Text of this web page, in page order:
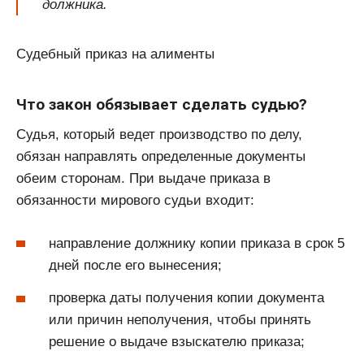
должника.
Судебный приказ на алименты
Что закон обязывает сделать судью?
Судья, который ведет производство по делу,
обязан направлять определенные документы
обеим сторонам. При выдаче приказа в
обязанности мирового судьи входит:
направление должнику копии приказа в срок 5
дней после его вынесения;
проверка даты получения копии документа
или причин неполучения, чтобы принять
решение о выдаче взыскателю приказа;